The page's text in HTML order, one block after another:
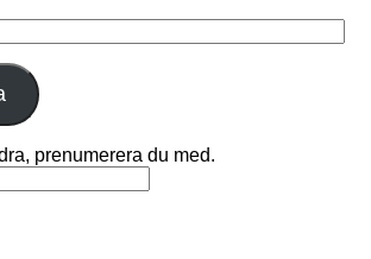
prenumerera du med.